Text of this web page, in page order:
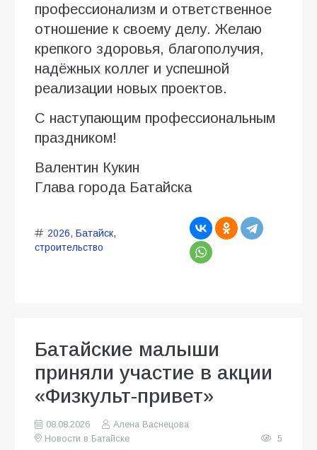
профессионализм и ответственное
отношение к своему делу. Желаю
крепкого здоровья, благополучия,
надёжных коллег и успешной
реализации новых проектов.
С наступающим профессиональным
праздником!
Валентин Кукин
Глава города Батайска
2026, Батайск,
строительство
Батайские малыши
приняли участие в акции
«Физкульт-привет»
08.08.2026
Алена Васнецова
Новости в Батайске
5